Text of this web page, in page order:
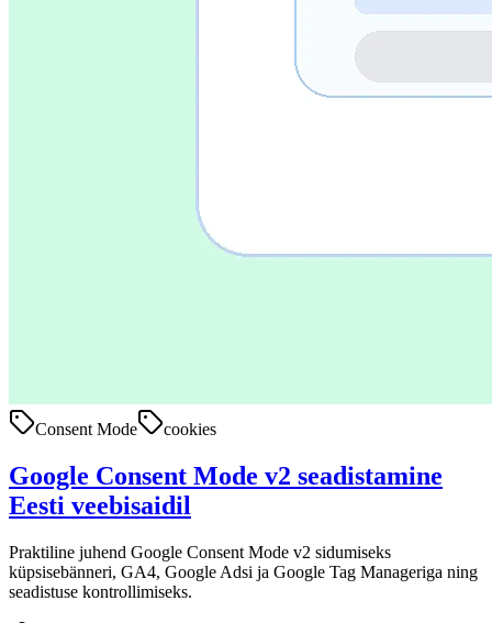
Consent Mode cookies
Google Consent Mode v2 seadistamine
Eesti veebisaidil
Praktiline juhend Google Consent Mode v2 sidumiseks
küpsisebänneri, GA4, Google Adsi ja Google Tag Manageriga ning
seadistuse kontrollimiseks.